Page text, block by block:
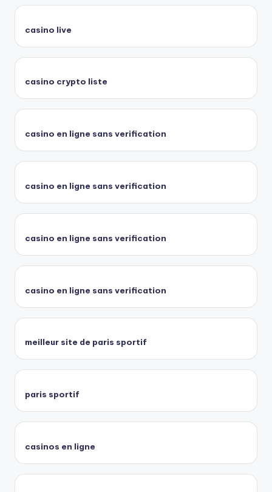
casino live
casino crypto liste
casino en ligne sans verification
casino en ligne sans verification
casino en ligne sans verification
casino en ligne sans verification
meilleur site de paris sportif
paris sportif
casinos en ligne